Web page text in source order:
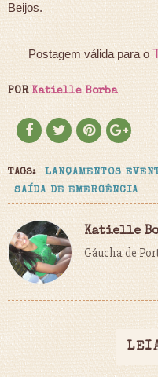
Beijos.
Postagem válida para o
POR Katielle Borba
TAGS:
LANÇAMENTOS
SAÍDA DE EMERGÊNCIA
Katielle
Gáucha de